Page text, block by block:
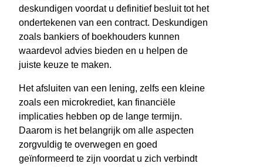
deskundigen voordat u definitief besluit tot het
ondertekenen van een contract. Deskundigen
zoals bankiers of boekhouders kunnen
waardevol advies bieden en u helpen de
juiste keuze te maken.
Het afsluiten van een lening, zelfs een kleine
zoals een microkrediet, kan financiële
implicaties hebben op de lange termijn.
Daarom is het belangrijk om alle aspecten
zorgvuldig te overwegen en goed
geïnformeerd te zijn voordat u zich verbindt